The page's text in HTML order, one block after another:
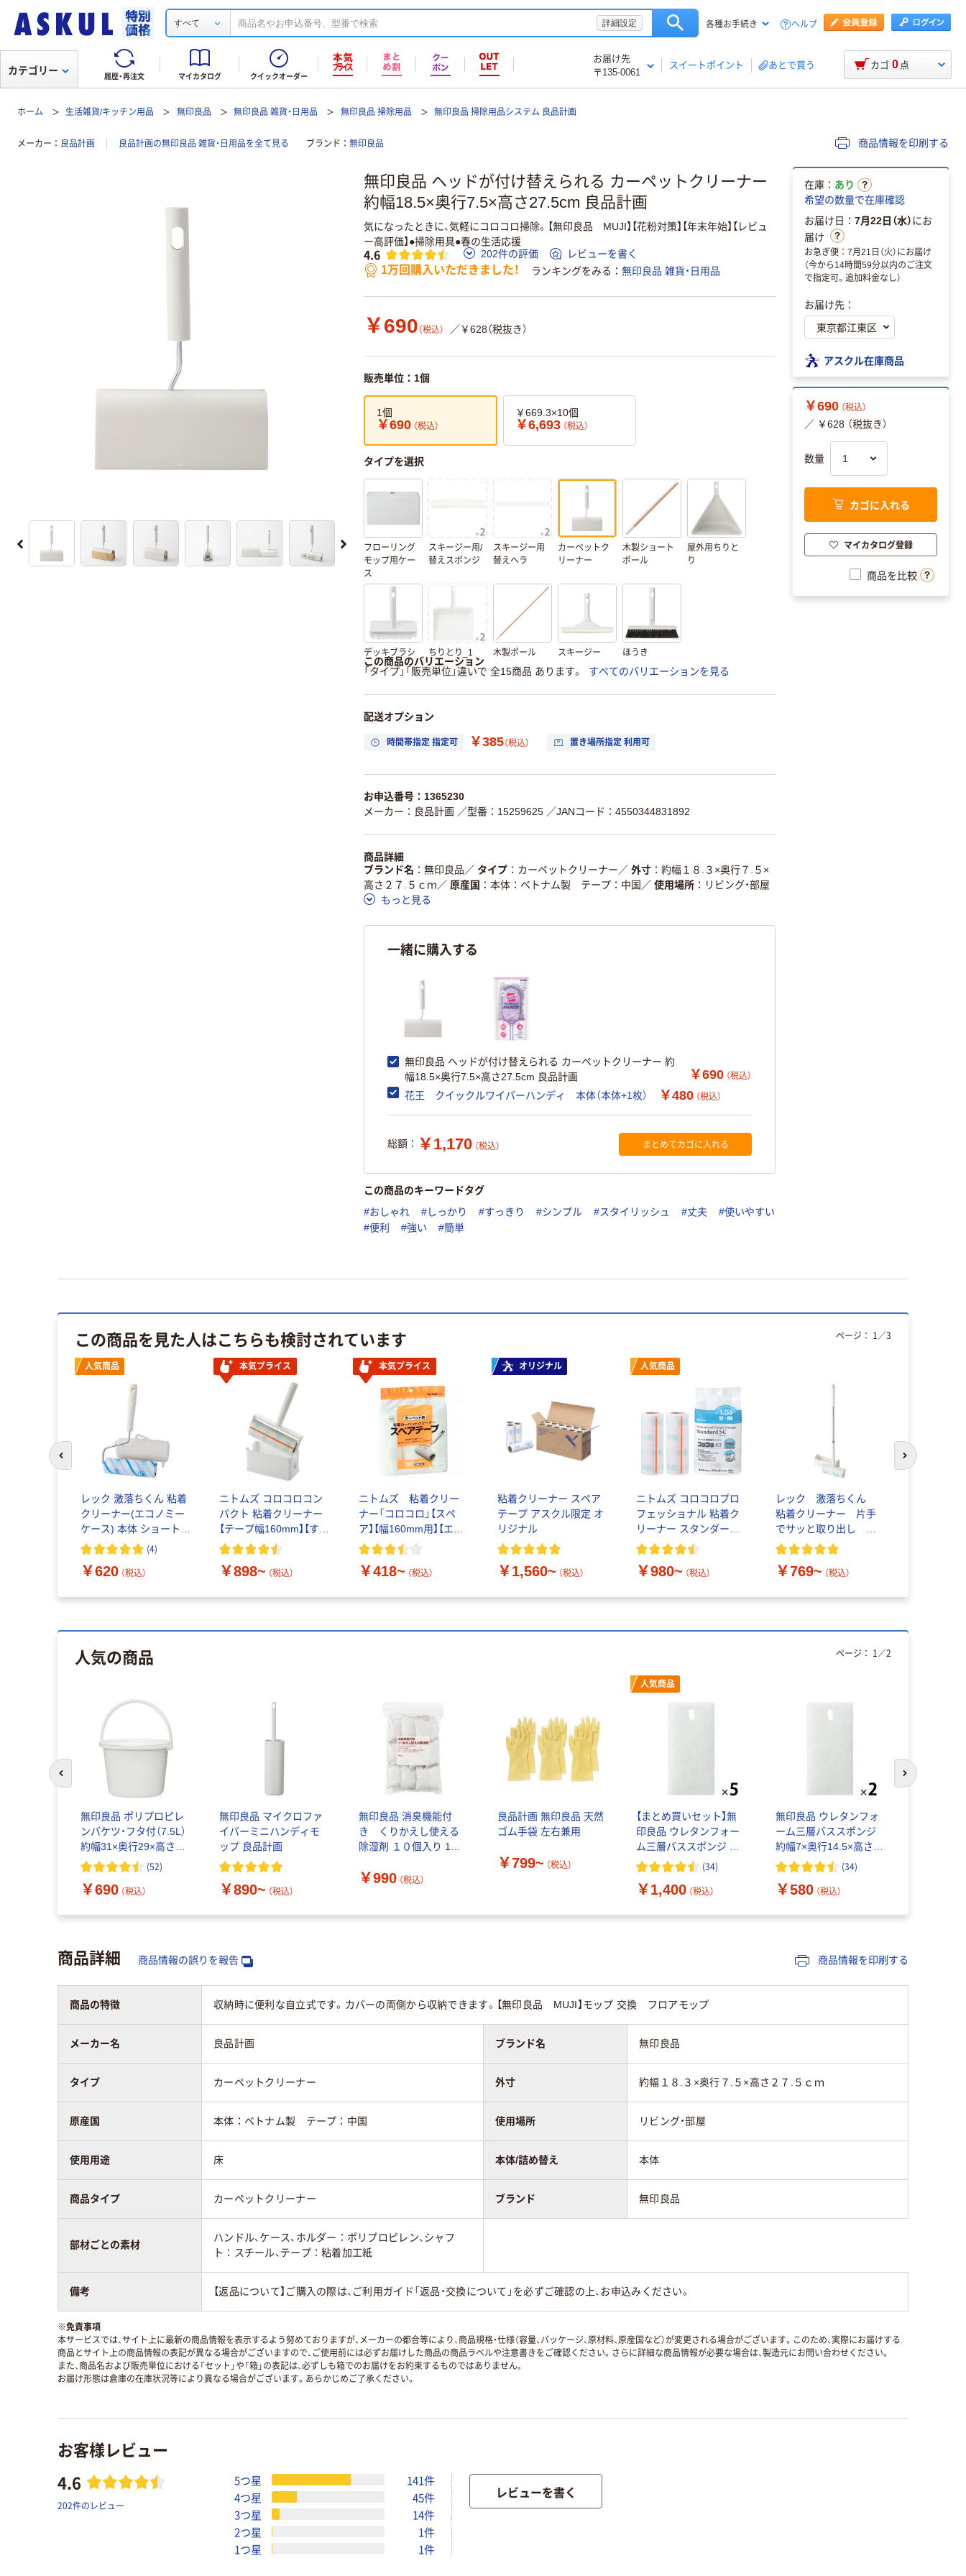
すべて 詳細設定 各種お手続き ヘルプ
履歴・再注文 マイカタログ クイックオーダー
お届け先
〒135-0061
スイートポイント あとで買う
カテゴリー カゴ 0 点
ホーム 生活雑貨/キッチン用品 無印良品 無印良品 雑貨・日用品 無印良品 掃除用品 無印良品 掃除用品システム 良品計画
メーカー 良品計画 良品計画の無印良品 雑貨・日用品を全て見る ブランド 無印良品 商品情報を印刷する
無印良品 ヘッドが付け替えられる カーペットクリーナー
約幅18.5×奥行7.5×高さ27.5cm 良品計画
気になったときに、気軽にコロコロ掃除。【無印良品 MUJI】【花粉対策】【年末年始】【レビュ
ー高評価】●掃除用具●春の生活応援
4.6 202件の評価 レビューを書く
1万回購入いただきました！ ランキングをみる 無印良品 雑貨・日用品
￥690 （税込） ／￥628（税抜き）
販売単位：1個
1個
￥690 （税込）
￥669.3×10個
￥6,693 （税込）
タイプを選択
フローリング
モップ用ケー
ス
スキージー用/
替えスポンジ
スキージー用
替えヘラ
カーペットク
リーナー
木製ショート
ポール
屋外用ちりと
り
デッキブラシ ちりとり_1 木製ポール スキージー ほうき
この商品のバリエーション
「タイプ」「販売単位」違いで 全15商品 あります。
すべてのバリエーションを見る
配送オプション
時間帯指定 指定可 ￥385（税込） 置き場所指定 利用可
お申込番号：1365230
メーカー：良品計画 ／型番：15259625 ／JANコード：4550344831892
商品詳細
ブランド名
無印良品 ／ タイプ カーペットクリーナー ／ 外寸
約幅１８.３×奥行７.５×
高さ２７.５ｃｍ ／ 原産国 本体：ベトナム製 テープ：中国 ／ 使用場所
リビング・部屋
もっと見る
一緒に購入する
無印良品 ヘッドが付け替えられる カーペットクリーナー 約
幅18.5×奥行7.5×高さ27.5cm 良品計画
￥690 （税込）
花王 クイックルワイパーハンディ 本体（本体+1枚） ￥480 （税込）
総額： ￥1,170 （税込） まとめてカゴに入れる
この商品のキーワードタグ
#おしゃれ #しっかり #すっきり #シンプル #スタイリッシュ #丈夫
#使いやすい
#便利
#強い #簡単
在庫： あり
希望の数量で在庫確認
お届け日： 7月22日（水）にお
届け
お急ぎ便：7月21日（火）にお届け
（今から14時間59分以内のご注文
で指定可。追加料金なし）
お届け先：
アスクル在庫商品
￥690 （税込）
／ ￥628 （税抜き）
数量
カゴに入れる
マイカタログ登録
商品を比較
この商品を見た人はこちらも検討されています
人気商品
レック 激落ちくん 粘着
クリーナー(エコノミー
ケース) 本体 ショート
S00493 1本
(4)
￥620 （税込）
本気プライス
ニトムズ コロコロコン
パクト 粘着クリーナー
【テープ幅160mm】【すじ
塗り】【スカットカット】
￥898~ （税込）
本気プライス
ニトムズ 粘着クリー
ナー「コロコロ」【スペ
ア】【幅160mm用】【エコ
ノミー】
￥418~ （税込）
オリジナル
粘着クリーナー スペア
テープ アスクル限定 オ
リジナル
￥1,560~ （税込）
人気商品
ニトムズ コロコロプロ
フェッショナル 粘着ク
リーナー スタンダード
テープ幅160mm カーペ
￥980~ （税込）
レック 激落ちくん
粘着クリーナー 片手
でサッと取り出し 本
体ケース付き （ショー
イン
￥769~ （税込）
ページ： 1 ／3
前のスライドへ 次のスライド
人気の商品
無印良品 ポリプロピレ
ンバケツ・フタ付（7.5L）
約幅31×奥行29×高さ
20cm 良品計画(52)
￥690 （税込）
無印良品 マイクロファ
イバーミニハンディモ
ップ 良品計画
￥890~ （税込）
無印良品 消臭機能付
き くりかえし使える
除湿剤 １０個入り 1袋
￥990 （税込）
良品計画 無印良品 天然
ゴム手袋 左右兼用
￥799~ （税込）
人気商品
【まとめ買いセット】無
印良品 ウレタンフォー
ム三層バススポンジ 約
幅7×奥行14.5×高さ
(34)
￥1,400 （税込）
無印良品 ウレタンフォ
ーム三層バススポンジ
約幅7×奥行14.5×高さ
4.5cm 2個 良品計画
(34)
￥580 （税込）
ページ： 1 ／2
前のスライドへ 次のスライド
商品詳細 商品情報の誤りを報告 商品情報を印刷する
商品の特徴 収納時に便利な自立式です。カバーの両側から収納できます。【無印良品 MUJI】モップ 交換 フロアモップ
メーカー名 良品計画 ブランド名 無印良品
タイプ カーペットクリーナー 外寸 約幅１８.３×奥行７.５×高さ２７.５ｃｍ
原産国 本体：ベトナム製 テープ：中国 使用場所 リビング・部屋
使用用途 床 本体/詰め替え 本体
商品タイプ カーペットクリーナー ブランド 無印良品
部材ごとの素材
ハンドル、ケース、ホルダー：ポリプロピレン、シャフ
ト：スチール、テープ：粘着加工紙
備考 【返品について】ご購入の際は、ご利用ガイド「返品・交換について」を必ずご確認の上、お申込みください。
※免責事項
本サービスでは、サイト上に最新の商品情報を表示するよう努めておりますが、メーカーの都合等により、商品規格・仕様（容量、パッケージ、原材料、原産国など）が変更される場合がございます。このため、実際にお届けする
商品とサイト上の商品情報の表記が異なる場合がございますので、ご使用前には必ずお届けした商品の商品ラベルや注意書きをご確認ください。さらに詳細な商品情報が必要な場合は、製造元にお問い合わせください。
また、商品名および販売単位における「セット」や「箱」の表記は、必ずしも箱でのお届けをお約束するものではありません。
お届け形態は倉庫の在庫状況等により異なる場合がございます。あらかじめご了承ください。
お客様レビュー
4.6
202件のレビュー
5つ星
141件
4つ星
45件
3つ星
14件
2つ星
1件
1つ星
1件
レビューを書く